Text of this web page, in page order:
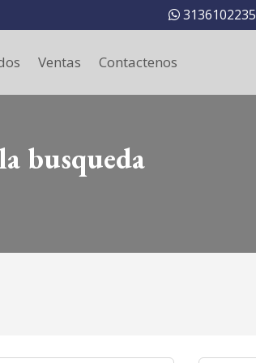
3136102235
Ventas Contactenos
busqueda